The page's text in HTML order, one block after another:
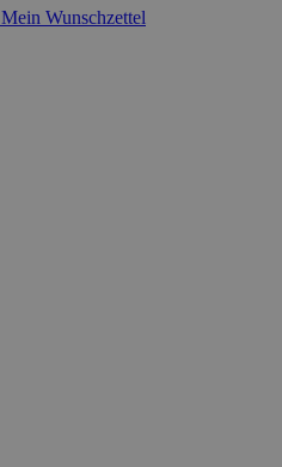
Mein Wunschzettel